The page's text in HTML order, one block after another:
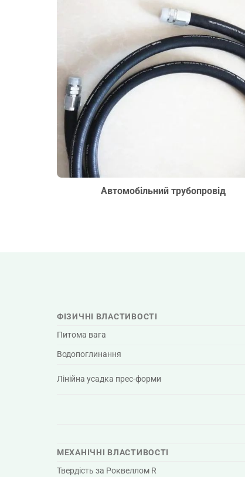
Автомобільний трубопровід
ФІЗИЧНІ ВЛАСТИВОСТІ
Питома вага
Водопоглинання
Лінійна усадка прес-форми
МЕХАНІЧНІ ВЛАСТИВОСТІ
Твердість за Роквеллом R